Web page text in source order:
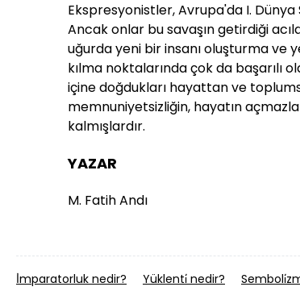
Ekspresyonistler, Avrupa'da I. Dünya
Ancak onlar bu savaşın getirdiği
uğurda yeni bir insanı oluşturma ve
kılma noktalarında çok da başarılı
içine doğdukları hayattan ve
memnuniyetsizliğin, hayatın
kalmışlardır.
YAZAR
M. Fatih Andı
İ̇mparatorluk nedir? Yüklenti̇ nedir?